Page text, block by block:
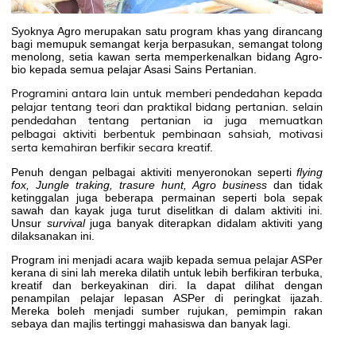
Syoknya Agro merupakan satu program khas yang dirancang
bagi memupuk semangat kerja berpasukan, semangat tolong
menolong, setia kawan serta memperkenalkan bidang Agro-
bio kepada semua pelajar Asasi Sains Pertanian.
Programini antara lain untuk memberi pendedahan kepada
pelajar tentang teori dan praktikal bidang pertanian. selain
pendedahan tentang pertanian ia juga memuatkan
pelbagai aktiviti berbentuk pembinaan sahsiah, motivasi
serta kemahiran berfikir secara kreatif.
Penuh dengan pelbagai aktiviti menyeronokan seperti flying
fox, Jungle traking, trasure hunt,Agro businessdan tidak
ketinggalan juga beberapa permainan seperti bola sepak
sawah dan kayak juga turut diselitkan di dalam aktiviti ini.
Unsur survivaljuga banyak diterapkan didalam aktiviti yang
dilaksanakan ini.
Program ini menjadi acara wajib kepada semua pelajar ASPer
kerana di sini lah mereka dilatih untuk lebih berfikiran terbuka,
kreatif dan berkeyakinan diri. Ia dapat dilihat dengan
penampilan pelajar lepasan ASPer di peringkat ijazah.
Mereka boleh menjadi sumber rujukan, pemimpin rakan
sebaya dan majlis tertinggi mahasiswa dan banyak lagi.